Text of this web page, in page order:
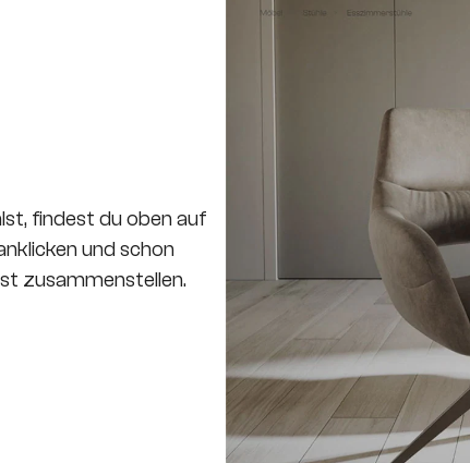
findest du oben auf
und schon
zusammenstellen.